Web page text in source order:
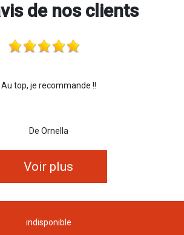
de nos clients
Au top, je recommande !!
De Ornella
Voir plus
indisponible